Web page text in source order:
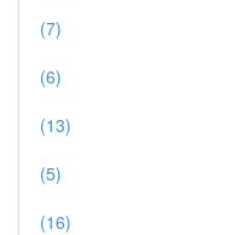
(7)
(6)
(13)
(5)
(16)